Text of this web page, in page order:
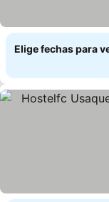
Elige fechas para